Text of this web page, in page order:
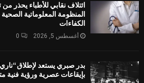
ائتلاف نقابي للأطباء يحذر
المنظومة المعلوماتية
الكفاءات
أغسطس 5, 2026 0
بدر صبري يستعد لإطلاق
بإيقاعات عصرية ورؤية فنية